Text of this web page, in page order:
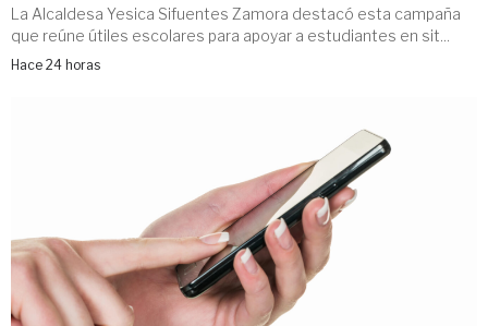
La Alcaldesa Yesica Sifuentes Zamora destacó esta campaña
que reúne útiles escolares para apoyar a estudiantes en sit...
Hace 24 horas